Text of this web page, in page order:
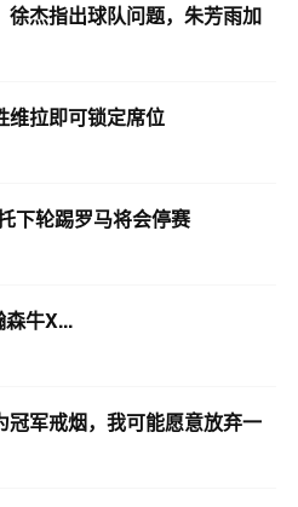
徐杰指出球队问题，朱芳雨加
维拉即可锁定席位
下轮踢罗马将会停赛
牛X...
冠军戒烟，我可能愿意放弃一